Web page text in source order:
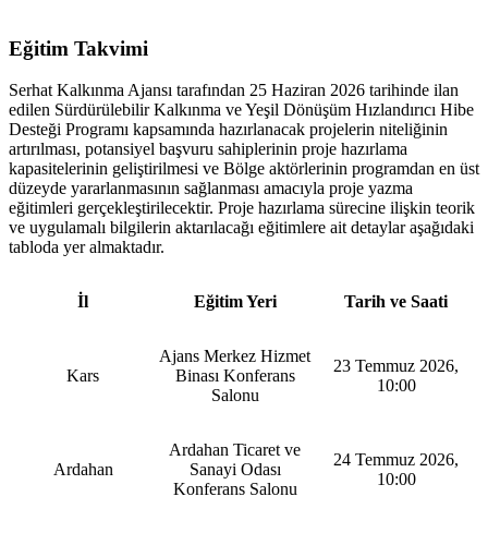
Eğitim Takvimi
Serhat Kalkınma Ajansı tarafından 25 Haziran 2026 tarihinde ilan
edilen Sürdürülebilir Kalkınma ve Yeşil Dönüşüm Hızlandırıcı Hibe
Desteği Programı kapsamında hazırlanacak projelerin niteliğinin
artırılması, potansiyel başvuru sahiplerinin proje hazırlama
kapasitelerinin geliştirilmesi ve Bölge aktörlerinin programdan en üst
düzeyde yararlanmasının sağlanması amacıyla proje yazma
eğitimleri gerçekleştirilecektir. Proje hazırlama sürecine ilişkin teorik
ve uygulamalı bilgilerin aktarılacağı eğitimlere ait detaylar aşağıdaki
tabloda yer almaktadır.
İl Eğitim Yeri Tarih ve Saati
Kars
Ajans Merkez Hizmet
Binası Konferans
Salonu
23 Temmuz 2026,
10:00
Ardahan
Ardahan Ticaret ve
Sanayi Odası
Konferans Salonu
24 Temmuz 2026,
10:00